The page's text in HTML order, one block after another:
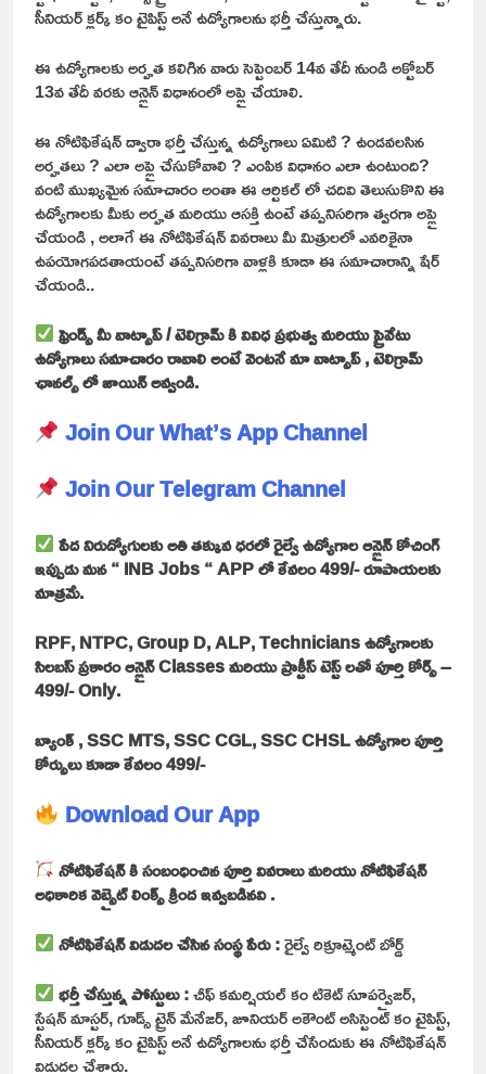
సీనియర్ క్లర్క్ కం టైపిస్ట్ అనే ఉద్యోగాలను భర్తీ చేస్తున్నారు.
ఈ ఉద్యోగాలకు అర్హత కలిగిన వారు సెప్టెంబర్ 14వ తేదీ నుండి అక్టోబర్
13వ తేదీ వరకు ఆన్లైన్ విధానంలో అప్లై చేయాలి.
ఈ నోటిఫికేషన్ ద్వారా భర్తీ చేస్తున్న ఉద్యోగాలు ఏమిటి ? ఉండవలసిన
అర్హతలు ? ఎలా అప్లై చేసుకోవాలి ? ఎంపిక విధానం ఎలా ఉంటుంది?
వంటి ముఖ్యమైన సమాచారం అంతా ఈ ఆర్టికల్ లో చదివి తెలుసుకొని ఈ
ఉద్యోగాలకు మీకు అర్హత మరియు ఆసక్తి ఉంటే తప్పనిసరిగా త్వరగా అప్లై
చేయండి , అలాగే ఈ నోటిఫికేషన్ వివరాలు మీ మిత్రులలో ఎవరికైనా
ఉపయోగపడతాయంటే తప్పనిసరిగా వాళ్లకి కూడా ఈ సమాచారాన్ని షేర్
చేయండి..
ఫ్రెండ్స్ మీ వాట్సాప్ / టెలిగ్రామ్ కి వివిధ ప్రభుత్వ మరియు ప్రైవేటు
ఉద్యోగాలు సమాచారం రావాలి అంటే వెంటనే మా వాట్సాప్ , టెలిగ్రామ్
ఛానల్స్ లో జాయిన్ అవ్వండి.
Join Our What’s App Channel
Join Our Telegram Channel
పేద నిరుద్యోగులకు అతి తక్కువ ధరలో రైల్వే ఉద్యోగాల ఆన్లైన్ కోచింగ్
ఇప్పుడు మన “ INB Jobs “ APP లో కేవలం 499/- రూపాయలకు
మాత్రమే.
RPF, NTPC, Group D, ALP, Technicians ఉద్యోగాలకు
సిలబస్ ప్రకారం ఆన్లైన్ Classes మరియు ప్రాక్టీస్ టెస్ట్ లతో పూర్తి కోర్స్ –
499/- Only.
బ్యాంక్ , SSC MTS, SSC CGL, SSC CHSL ఉద్యోగాల పూర్తి
కోర్సులు కూడా కేవలం 499/-
Download Our App
నోటిఫికేషన్ కి సంబంధించిన పూర్తి వివరాలు మరియు నోటిఫికేషన్
అధికారిక వెబ్సైట్ లింక్స్ క్రింద ఇవ్వబడినవి .
నోటిఫికేషన్ విడుదల చేసిన సంస్థ పేరు :రైల్వే రిక్రూట్మెంట్ బోర్డ్
భర్తీ చేస్తున్న పోస్టులు :చీఫ్ కమర్షియల్ కం టికెట్ సూపర్వైజర్,
స్టేషన్ మాస్టర్, గూడ్స్ ట్రైన్ మేనేజర్, జూనియర్ అకౌంట్ అసిస్టెంట్ కం టైపిస్ట్,
సీనియర్ క్లర్క్ కం టైపిస్ట్ అనే ఉద్యోగాలను భర్తీ చేసేందుకు ఈ నోటిఫికేషన్
విడుదల చేశారు.